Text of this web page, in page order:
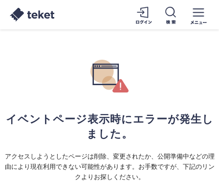
イベントページ表示時にエラーが発生し
ました。
アクセスしようとしたページは削除、変更されたか、公開準備中などの理
由により現在利用できない可能性があります。お手数ですが、下記のリン
クよりお探しください。